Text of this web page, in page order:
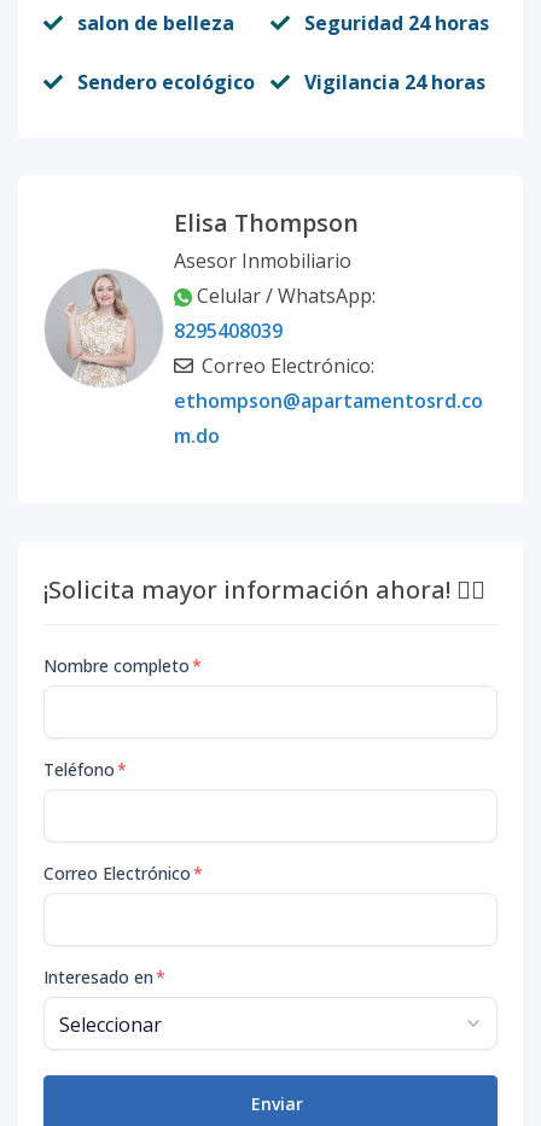
salon de belleza Seguridad 24 horas
Sendero ecológico Vigilancia 24 horas
Elisa Thompson
Asesor Inmobiliario
Celular / WhatsApp:
8295408039
Correo Electrónico:
ethompson@apartamentosrd.co
m.do
¡Solicita mayor información ahora! 👇🏽
Nombre completo*
Teléfono*
Correo Electrónico*
Interesado en*
Enviar